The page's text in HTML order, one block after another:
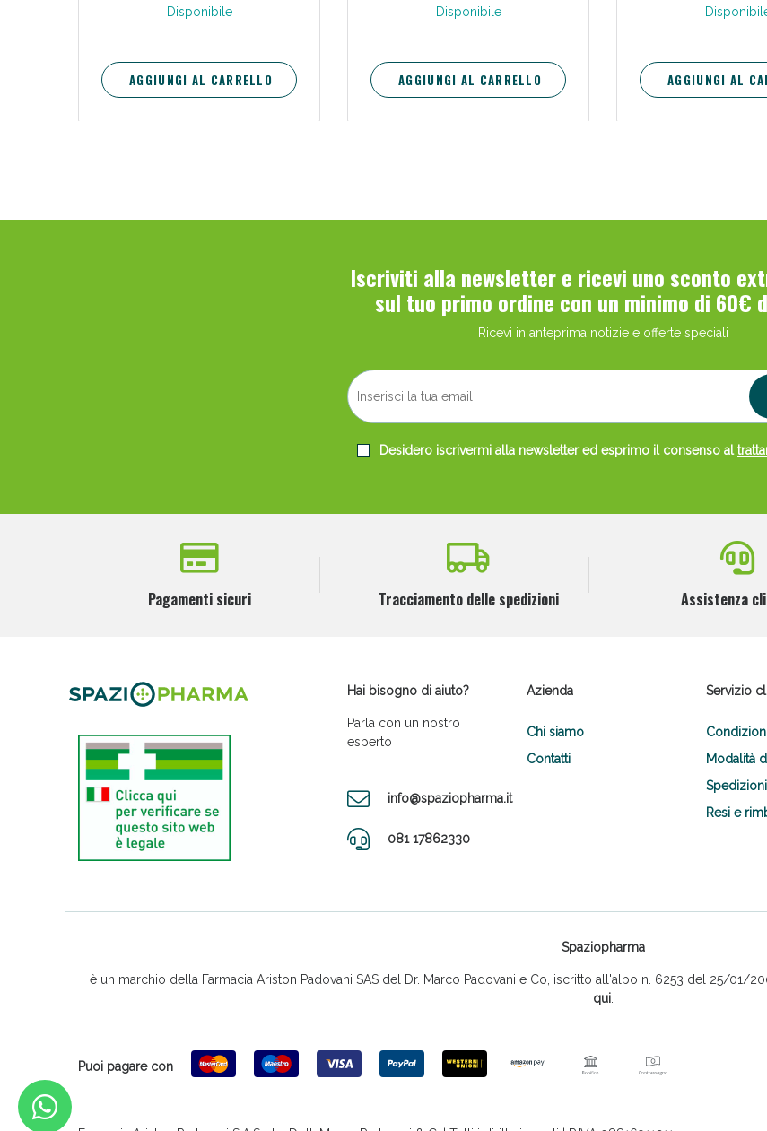
Disponibile
AGGIUNGI AL CARRELLO
Disponibile
AGGIUNGI AL CARRELLO AGGIUNGI AL
Iscriviti alla newsletter e ricevi uno sconto
sul tuo primo ordine con un minimo di 60€
Ricevi in anteprima notizie e offerte speciali
Desidero iscrivermi alla newsletter ed esprimo il consenso al
Pagamenti sicuri Tracciamento delle spedizioni Assistenza
Hai bisogno di aiuto?
Parla con un nostro
esperto
info@spaziopharma.it
081 17862330
Azienda
Chi siamo
Contatti
Servizio
Modalità
Resi e
Spaziopharma
è un marchio della Farmacia Ariston Padovani SAS del Dr. Marco Padovani e Co, iscritto all'albo n. 6253 del 25/01/
qui.
Puoi pagare con
Scopri le offerte di Oggi